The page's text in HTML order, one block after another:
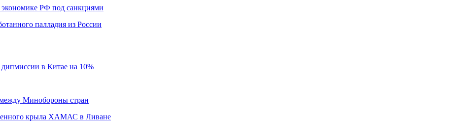
экономике РФ под санкциями
палладия из России
в Китае на 10%
Минобороны стран
крыла ХАМАС в Ливане